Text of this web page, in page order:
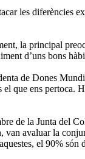
les diferències
la principal
d’uns bons
de Dones
ens pertoca.
de la Junta del
avaluar la
el 90%